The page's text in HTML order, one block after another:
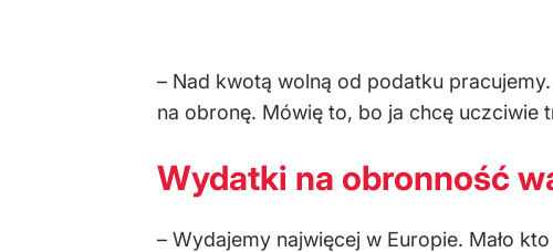
– Nad kwotą wolną od podatku
na obronę. Mówię to, bo ja chcę uczciwie
Wydatki na obronność
– Wydajemy najwięcej w Europie. Mało